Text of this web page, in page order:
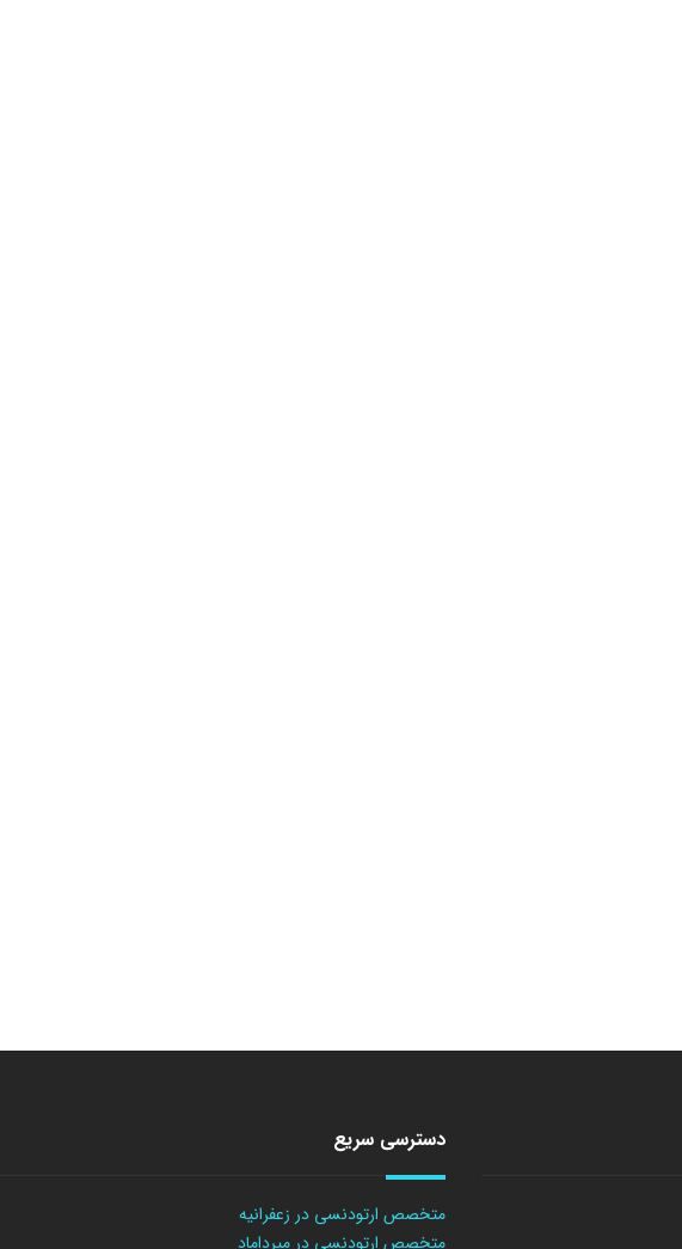
دسترسی سریع
متخصص ارتودنسی در زعفرانیه
متخصص ارتودنسی در میرداماد